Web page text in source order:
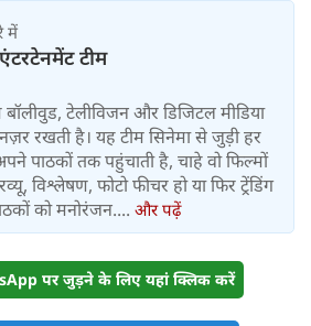
में
टीम
टेलीविजन और डिजिटल मीडिया
रखती है। यह टीम सिनेमा से जुड़ी हर
पाठकों तक पहुंचाती है, चाहे वो फिल्मों
विश्लेषण, फोटो फीचर हो या फिर ट्रेंडिंग
को मनोरंजन.... और पढ़ें
पर जुड़ने के लिए यहां क्लिक करें